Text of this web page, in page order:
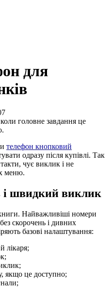
для
головне завдання це
телефон кнопковий
одразу після купівлі. Так
чує виклик і не
меню.
і швидкий виклик
Найважливіші номери
скорочень і дивних
базові налаштування:
лікаря;
якщо це доступно;